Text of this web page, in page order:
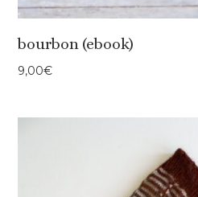
bourbon (ebook)
9,00€